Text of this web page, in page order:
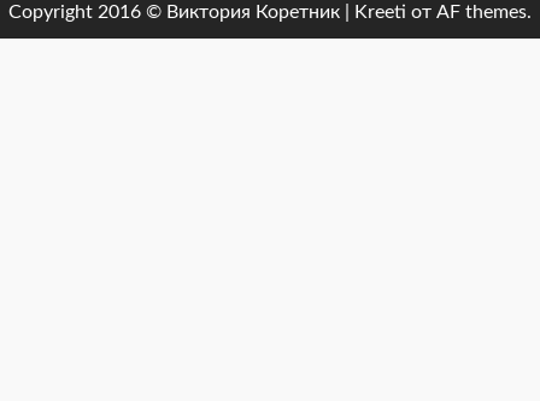
Copyright 2016 © Виктория Коретник Kreeti от AF themes.